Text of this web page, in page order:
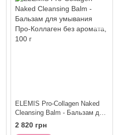
ELEMIS Pro-Collagen Naked
Cleansing Balm - Бальзам для
умывания Про-Коллаген без
аромата, 100 г
2 820 грн